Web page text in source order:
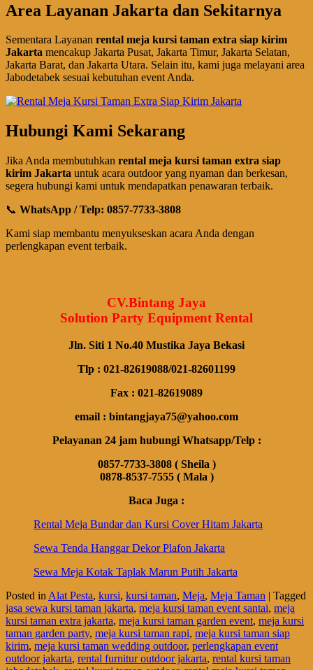
Area Layanan Jakarta dan Sekitarnya
Sementara Layanan rental meja kursi taman extra siap kirim
Jakarta mencakup Jakarta Pusat, Jakarta Timur, Jakarta Selatan,
Jakarta Barat, dan Jakarta Utara. Selain itu, kami juga melayani area
Jabodetabek sesuai kebutuhan event Anda.
Hubungi Kami Sekarang
Jika Anda membutuhkan rental meja kursi taman extra siap
kirim Jakarta untuk acara outdoor yang nyaman dan berkesan,
segera hubungi kami untuk mendapatkan penawaran terbaik.
📞 WhatsApp / Telp: 0857-7733-3808
Kami siap membantu menyukseskan acara Anda dengan
perlengkapan event terbaik.
CV.Bintang Jaya
Solution Party Equipment Rental
Jln. Siti 1 No.40 Mustika Jaya Bekasi
Tlp : 021-82619088/021-82601199
Fax : 021-82619089
email : bintangjaya75@yahoo.com
Pelayanan 24 jam hubungi Whatsapp/Telp :
0857-7733-3808 ( Sheila )
0878-8537-7555 ( Mala )
Baca Juga :
Rental Meja Bundar dan Kursi Cover Hitam Jakarta
Sewa Tenda Hanggar Dekor Plafon Jakarta
Sewa Meja Kotak Taplak Marun Putih Jakarta
Posted in Alat Pesta, kursi, kursi taman, Meja, Meja Taman | Tagged
jasa sewa kursi taman jakarta, meja kursi taman event santai, meja
kursi taman extra jakarta, meja kursi taman garden event, meja kursi
taman garden party, meja kursi taman rapi, meja kursi taman siap
kirim, meja kursi taman wedding outdoor, perlengkapan event
outdoor jakarta, rental furnitur outdoor jakarta, rental kursi taman